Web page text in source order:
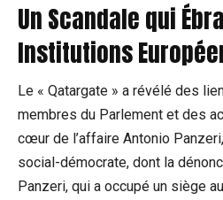
Un Scandale qui
Institutions
Le « Qatargate » a révélé des
membres du Parlement et des
cœur de l’affaire Antonio
social-démocrate, dont la
Panzeri, qui a occupé un siège